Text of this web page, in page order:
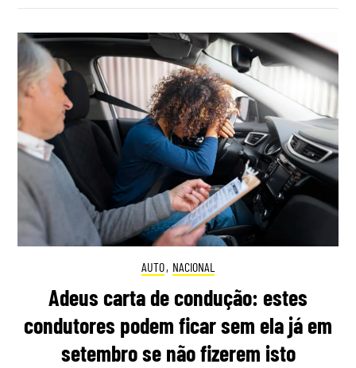
AUTO, NACIONAL
Adeus carta de condução: estes
condutores podem ficar sem ela já em
setembro se não fizerem isto